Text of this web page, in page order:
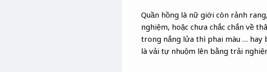
Quần hồng là nữ giới còn rảnh
nghiệm, hoặc chưa chắc chắn về
trong nắng lửa thì phai màu … hay
là vải tự nhuộm lên bằng trải